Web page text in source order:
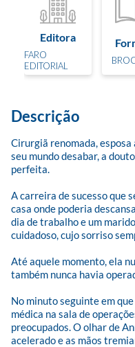
Editora
FARO
EDITORIAL
Descrição
Cirurgiã renomada, esposa
seu mundo desabar, a
perfeita.
A carreira de sucesso que
casa onde poderia
dia de trabalho e um
cuidadoso, cujo sorriso
Até aquele momento, ela
também nunca havia
No minuto seguinte em
médica na sala de
preocupados. O olhar de
acelerado e as mãos